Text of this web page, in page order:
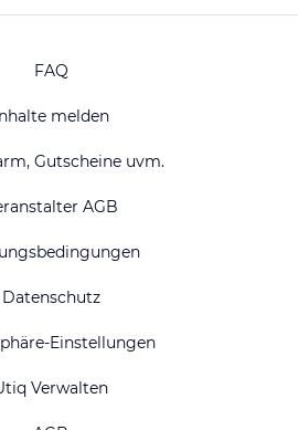
FAQ
melden
Gutscheine uvm.
AGB
Datenschutz
Einstellungen
Verwalten